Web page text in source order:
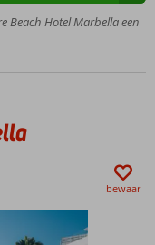
Beach Hotel Marbella een
bewaar